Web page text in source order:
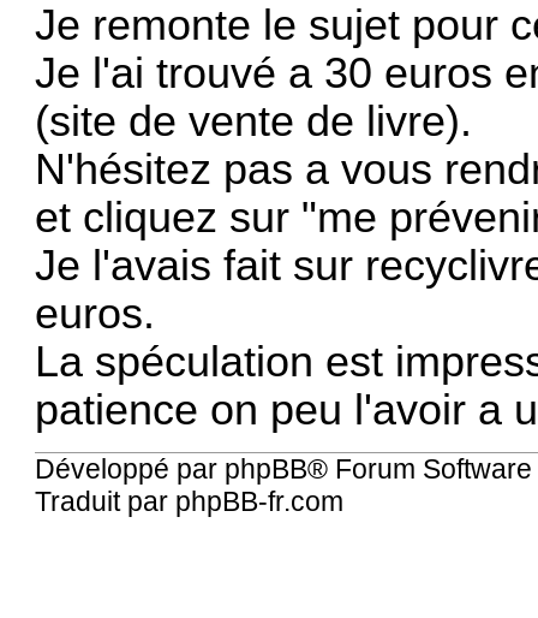
Je remonte le sujet pour
Je l'ai trouvé a 30 euros
(site de vente de livre).
N'hésitez pas a vous
et cliquez sur "me
Je l'avais fait sur
euros.
La spéculation est
patience on peu l'avoir a
Développé par phpBB® Forum
Traduit par phpBB-fr.com